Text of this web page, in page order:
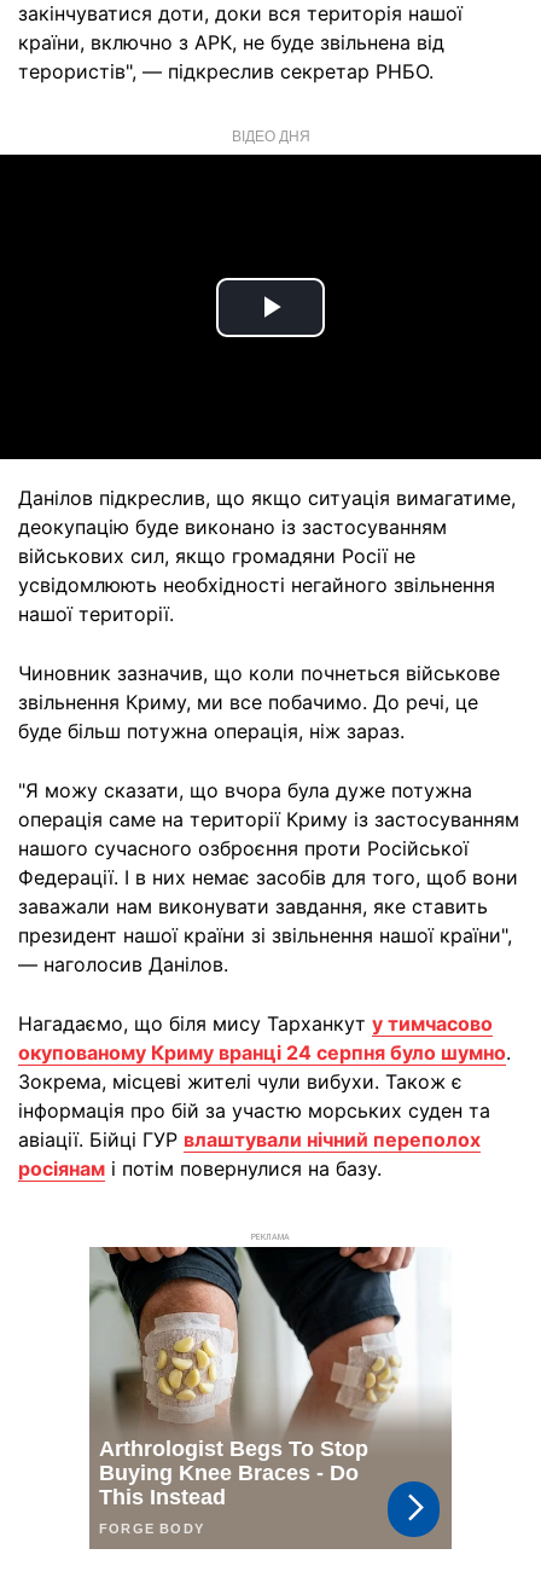
закінчуватися доти, доки вся територія нашої
країни, включно з АРК, не буде звільнена від
терористів", — підкреслив секретар РНБО.
ВІДЕО ДНЯ
Play
Данілов підкреслив, що якщо ситуація вимагатиме,
деокупацію буде виконано із застосуванням
військових сил, якщо громадяни Росії не
усвідомлюють необхідності негайного звільнення
нашої території.
Чиновник зазначив, що коли почнеться військове
звільнення Криму, ми все побачимо. До речі, це
буде більш потужна операція, ніж зараз.
"Я можу сказати, що вчора була дуже потужна
операція саме на території Криму із застосуванням
нашого сучасного озброєння проти Російської
Федерації. І в них немає засобів для того, щоб вони
заважали нам виконувати завдання, яке ставить
президент нашої країни зі звільнення нашої країни",
— наголосив Данілов.
Нагадаємо, що біля мису Тарханкут у тимчасово
окупованому Криму вранці 24 серпня було шумно.
Зокрема, місцеві жителі чули вибухи. Також є
інформація про бій за участю морських суден та
авіації. Бійці ГУР влаштували нічний переполох
росіянам і потім повернулися на базу.
РЕКЛАМА